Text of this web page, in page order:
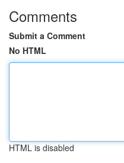
Comments
Submit a Comment
No HTML
HTML is disabled